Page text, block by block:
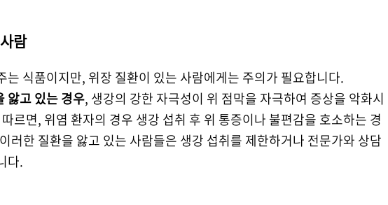
람
는 식품이지만, 위장 질환이 있는 사람에게는 주의가 필요합니다.
앓고 있는 경우, 생강의 강한 자극성이 위 점막을 자극하여 증상을 악화시
르면, 위염 환자의 경우 생강 섭취 후 위 통증이나 불편감을 호소하는 경
러한 질환을 앓고 있는 사람들은 생강 섭취를 제한하거나 전문가와 상담
다.